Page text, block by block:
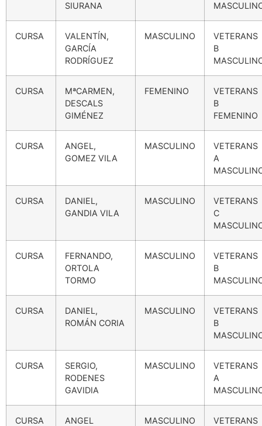
SIURANA
CURSA
VALENTÍN,
GARCÍA
RODRÍGUEZ
MASCULINO
VETERANS
B
CURSA
MªCARMEN,
DESCALS
GIMÉNEZ
FEMENINO
VETERANS
B
FEMENINO
CURSA
ANGEL,
GOMEZ VILA
MASCULINO
VETERANS
A
CURSA
DANIEL,
GANDIA VILA
MASCULINO
VETERANS
C
CURSA
FERNANDO,
ORTOLA
TORMO
MASCULINO
VETERANS
B
CURSA
DANIEL,
ROMÁN CORIA
MASCULINO
VETERANS
B
CURSA
SERGIO,
RODENES
GAVIDIA
MASCULINO
VETERANS
A
CURSA
ANGEL
MASCULINO
VETERANS